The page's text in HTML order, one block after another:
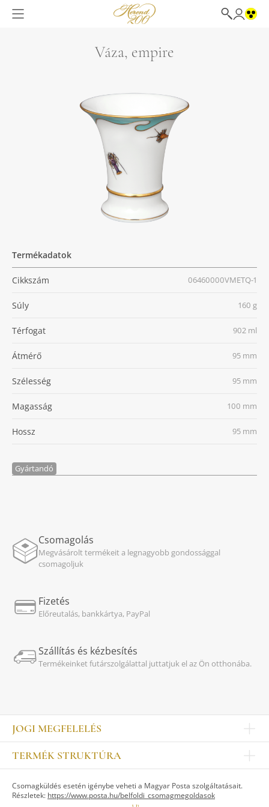
Váza, empire
Termékadatok
Cikkszám 06460000VMETQ-1
Súly 160 g
Térfogat 902 ml
Átmérő 95 mm
Szélesség 95 mm
Magasság 100 mm
Hossz 95 mm
Gyártandó
Csomagolás
Megvásárolt termékeit a legnagyobb gondossággal
csomagoljuk
Fizetés
Előreutalás, bankkártya, PayPal
Szállítás és kézbesítés
Termékeinket futárszolgálattal juttatjuk el az Ön otthonába.
JOGI MEGFELELÉS
Impresszum
Kapcsolat
Jogi nyilatkozat
TERMÉK STRUKTÚRA
ASZTALKULTÚRA
Csomagküldés esetén igénybe veheti a Magyar Posta szolgáltatásait.
Részletek: https://www.posta.hu/belfoldi_csomagmegoldasok